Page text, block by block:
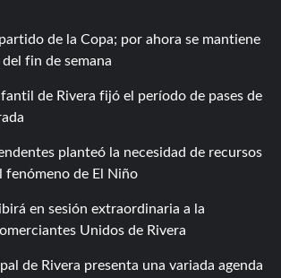
de la Copa; por ahora se mantiene
fin de semana
de Rivera fijó el período de pases de
planteó la necesidad de recursos
fenómeno de El Niño
en sesión extraordinaria a la
Unidos de Rivera
de Rivera presenta una variada agenda